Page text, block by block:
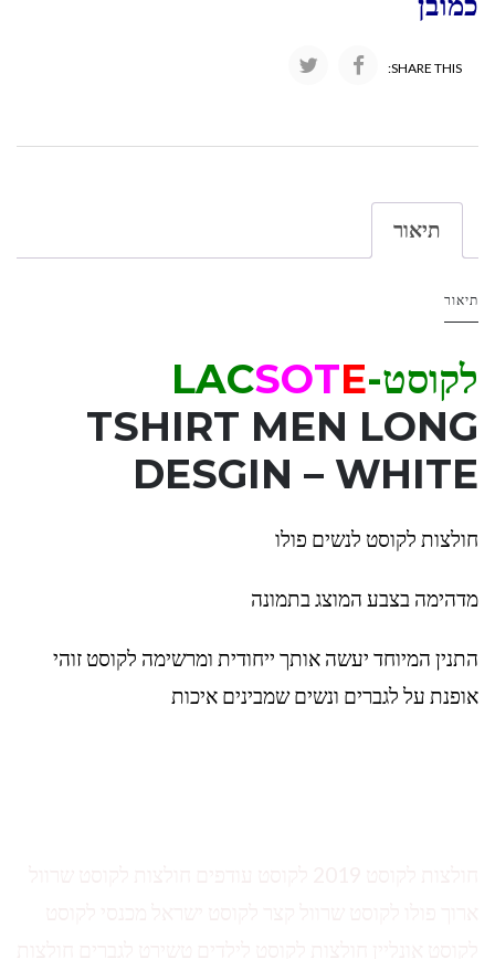
SHARE THIS:
תיאור
תיאור
לקוסט-LAC SOTE
TSHIRT MEN LONG
DESGIN – WHITE
חולצות לקוסט לנשים פולו
מדהימה בצבע המוצג בתמונה
התנין המיוחד יעשה אותך ייחודית ומרשימה לקוסט זוהי
אופנת על לגברים ונשים שמבינים איכות